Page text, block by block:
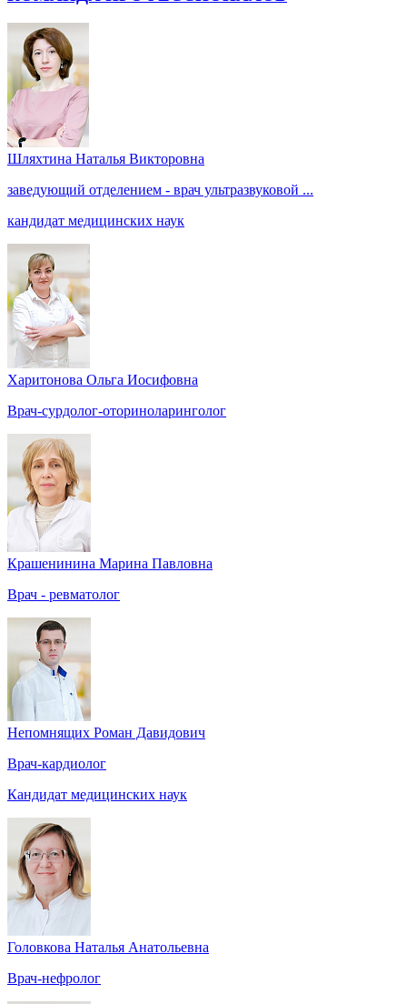
Шляхтина Наталья Викторовна
заведующий отделением - врач ультразвуковой ...
кандидат медицинских наук
Харитонова Ольга Иосифовна
Врач-сурдолог-оториноларинголог
Крашенинина Марина Павловна
Врач - ревматолог
Непомнящих Роман Давидович
Врач-кардиолог
Кандидат медицинских наук
Головкова Наталья Анатольевна
Врач-нефролог